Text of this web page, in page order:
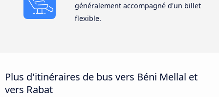
généralement accompagné d'un billet
flexible.
Plus d'itinéraires de bus vers Béni Mellal et
vers Rabat